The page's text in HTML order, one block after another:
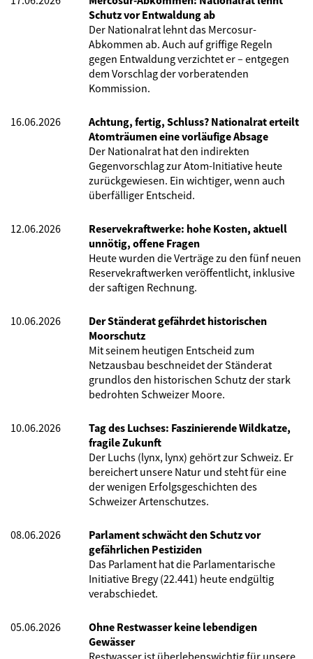
Schutz vor Entwaldung ab
Der Nationalrat lehnt das Mercosur-
Abkommen ab. Auch auf griffige Regeln
gegen Entwaldung verzichtet er – entgegen
dem Vorschlag der vorberatenden
Kommission.
16.06.2026
Achtung, fertig, Schluss? Nationalrat erteilt
Atomträumen eine vorläufige Absage
Der Nationalrat hat den indirekten
Gegenvorschlag zur Atom-Initiative heute
zurückgewiesen. Ein wichtiger, wenn auch
überfälliger Entscheid.
12.06.2026
Reservekraftwerke: hohe Kosten, aktuell
unnötig, offene Fragen
Heute wurden die Verträge zu den fünf neuen
Reservekraftwerken veröffentlicht, inklusive
der saftigen Rechnung.
10.06.2026
Der Ständerat gefährdet historischen
Moorschutz
Mit seinem heutigen Entscheid zum
Netzausbau beschneidet der Ständerat
grundlos den historischen Schutz der stark
bedrohten Schweizer Moore.
10.06.2026
Tag des Luchses: Faszinierende Wildkatze,
fragile Zukunft
Der Luchs (lynx, lynx) gehört zur Schweiz. Er
bereichert unsere Natur und steht für eine
der wenigen Erfolgsgeschichten des
Schweizer Artenschutzes.
08.06.2026
Parlament schwächt den Schutz vor
gefährlichen Pestiziden
Das Parlament hat die Parlamentarische
Initiative Bregy (22.441) heute endgültig
verabschiedet.
05.06.2026
Ohne Restwasser keine lebendigen
Gewässer
Restwasser ist überlebenswichtig für unsere